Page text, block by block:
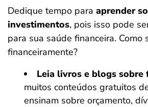
Dedique tempo para aprender
investimentos, pois isso pode
para sua saúde financeira. Como
financeiramente?
Leia livros e blogs sobre
muitos conteúdos gratuitos
ensinam sobre orçamento,